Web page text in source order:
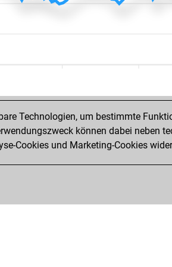
Technologien, um bestimmte
können dabei neben
Cookies und Marketing-Cookies